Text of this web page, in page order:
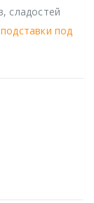
сладостей
под